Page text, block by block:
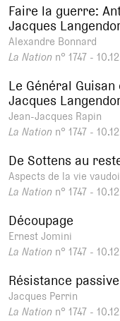
Faire la guerre:
Jacques
Alexandre Bonnard
La Nation n° 1747 -
Le Général
Jacques
Jean-Jacques Rapin
La Nation n° 1747 -
De Sottens au
Aspects de la vie
La Nation n° 1747 -
Découpage
Ernest Jomini
La Nation n° 1747 -
Résistance passive
Jacques Perrin
La Nation n° 1747 -